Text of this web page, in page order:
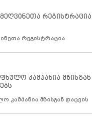
რეგისტრაცია
რეგისტრაცია
კამპანია მზისგან
კამპანია მზისგან დაცვის